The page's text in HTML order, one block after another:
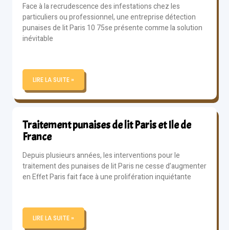
Face à la recrudescence des infestations chez les
particuliers ou professionnel, une entreprise détection
punaises de lit Paris 10 75se présente comme la solution
inévitable
LIRE LA SUITE »
Traitement punaises de lit Paris et Ile de
France
Depuis plusieurs années, les interventions pour le
traitement des punaises de lit Paris ne cesse d’augmenter
en Effet Paris fait face à une prolifération inquiétante
LIRE LA SUITE »